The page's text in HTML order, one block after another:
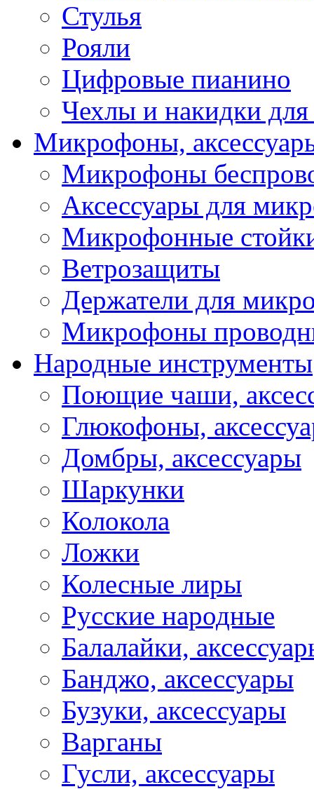
Стулья
Рояли
Цифровые пианино
Чехлы и накидки
Микрофоны,
Микрофоны
Аксессуары для
Микрофонные
Ветрозащиты
Держатели для
Микрофоны
Народные инструменты
Поющие чаши,
Глюкофоны,
Домбры, аксессуары
Шаркунки
Колокола
Ложки
Колесные лиры
Русские народные
Балалайки,
Банджо, аксессуары
Бузуки, аксессуары
Варганы
Гусли, аксессуары